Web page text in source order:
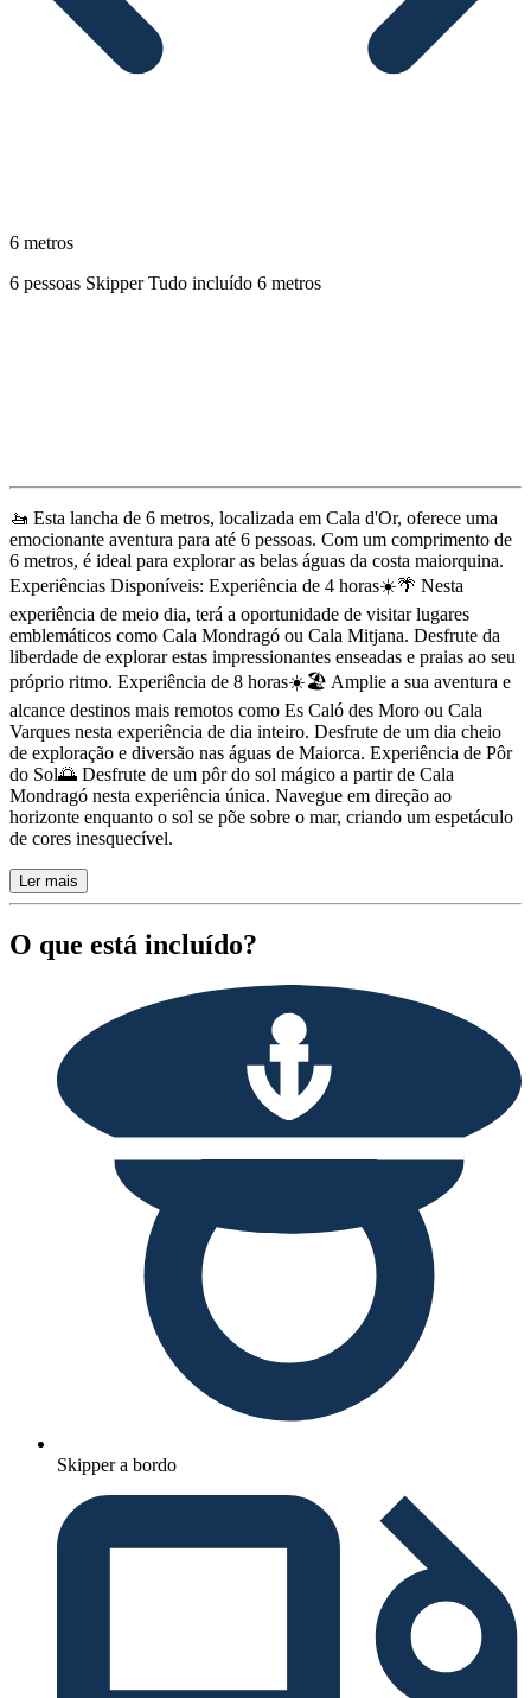
6 metros
6 pessoas Skipper Tudo incluído 6 metros
Descrição
🚤 Esta lancha de 6 metros, localizada em Cala d'Or, oferece uma
emocionante aventura para até 6 pessoas. Com um comprimento de
6 metros, é ideal para explorar as belas águas da costa maiorquina.
Experiências Disponíveis: Experiência de 4 horas☀️🌴 Nesta
experiência de meio dia, terá a oportunidade de visitar lugares
emblemáticos como Cala Mondragó ou Cala Mitjana. Desfrute da
liberdade de explorar estas impressionantes enseadas e praias ao seu
próprio ritmo. Experiência de 8 horas☀️🏖️ Amplie a sua aventura e
alcance destinos mais remotos como Es Caló des Moro ou Cala
Varques nesta experiência de dia inteiro. Desfrute de um dia cheio
de exploração e diversão nas águas de Maiorca. Experiência de Pôr
do Sol🌅 Desfrute de um pôr do sol mágico a partir de Cala
Mondragó nesta experiência única. Navegue em direção ao
horizonte enquanto o sol se põe sobre o mar, criando um espetáculo
de cores inesquecível.
Ler mais
O que está incluído?
Skipper a bordo